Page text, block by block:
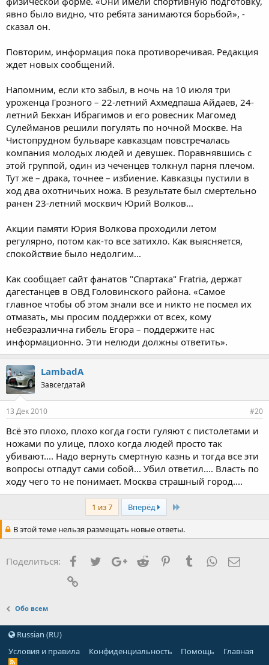
явно было видно, что ребята занимаются борьбой», -
сказал он.
Повторим, информация пока противоречивая. Редакция
ждет новых сообщений.
Напомним, если кто забыл, в ночь на 10 июля три
уроженца Грозного – 22-летний Ахмедпаша Айдаев, 24-
летний Бекхан Ибрагимов и его ровесник Магомед
Сулейманов решили погулять по ночной Москве. На
Чистопрудном бульваре кавказцам повстречалась
компания молодых людей и девушек. Поравнявшись с
этой группой, один из чеченцев толкнул парня плечом.
Тут же – драка, точнее – избиение. Кавказцы пустили в
ход два охотничьих ножа. В результате был смертельно
ранен 23-летний москвич Юрий Волков...
Акции памяти Юрия Волкова проходили летом
регулярно, потом как-то все затихло. Как выясняется,
спокойствие было недолгим...
Как сообщает сайт фанатов "Спартака" Fratria, держат
дагестанцев в ОВД Головинского района. «Самое
главное чтобы об этом знали все и никто не посмел их
отмазать, мы просим поддержки от всех, кому
небезразлична гибель Егора – поддержите нас
информационно. Эти нелюди должны ответить».
LambadA
Завсегдатай
13 Дек 2010 #20
Всё это плохо, плохо когда гости гуляют с пистолетами и
ножами по улице, плохо когда людей просто так
убивают.... Надо вернуть смертную казнь и тогда все эти
вопросы отпадут сами собой... Убил ответил.... Власть по
ходу чего то не понимает. Москва страшный город....
1 из 7 Вперёд Last
В этой теме нельзя размещать новые ответы.
Поделиться: FacebookTwitterGoogle+
Reddit PinterestTumblrWhatsApp
Обо всем
Russian (RU)
Условия и правила
Конфиденциальность Помощь Главная